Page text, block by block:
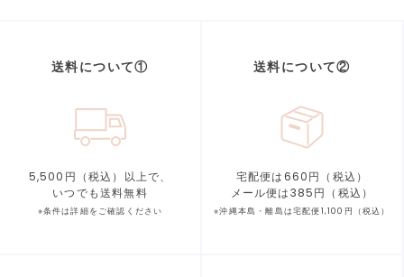
送料について①
5,500円（税込）以上で、
いつでも送料無料
※条件は詳細をご確認ください
送料について②
宅配便は660円（税込）
メール便は385円（税込）
※沖縄本島・離島は宅配便1,100円（税込）